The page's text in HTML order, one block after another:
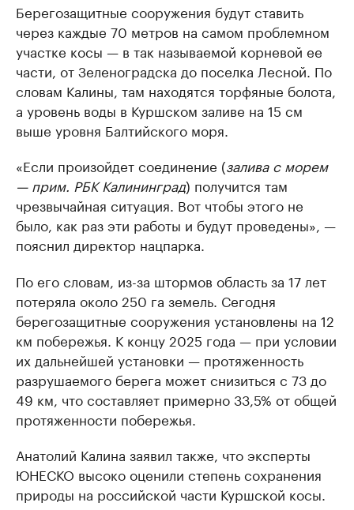
Берегозащитные сооружения будут ставить
через каждые 70 метров на самом проблемном
участке косы — в так называемой корневой ее
части, от Зеленоградска до поселка Лесной. По
словам Калины, там находятся торфяные болота,
а уровень воды в Куршском заливе на 15 см
выше уровня Балтийского моря.
«Если произойдет соединение (залива с морем
— прим. РБК Калининград) получится там
чрезвычайная ситуация. Вот чтобы этого не
было, как раз эти работы и будут проведены», —
пояснил директор нацпарка.
По его словам, из-за штормов область за 17 лет
потеряла около 250 га земель. Сегодня
берегозащитные сооружения установлены на 12
км побережья. К концу 2025 года — при условии
их дальнейшей установки — протяженность
разрушаемого берега может снизиться с 73 до
49 км, что составляет примерно 33,5% от общей
протяженности побережья.
Анатолий Калина заявил также, что эксперты
ЮНЕСКО высоко оценили степень сохранения
природы на российской части Куршской косы.